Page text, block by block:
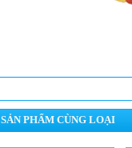
SẢN PHẨM CÙNG LOẠI